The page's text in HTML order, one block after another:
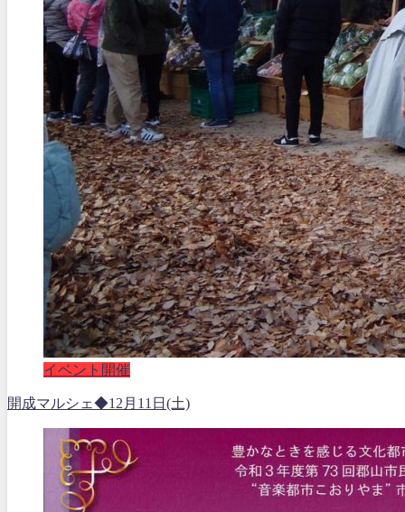
イベント開催
開成マルシェ◆12月11日(土)